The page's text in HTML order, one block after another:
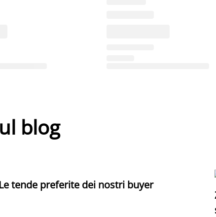
blog
Le tende preferite dei nostri buyer